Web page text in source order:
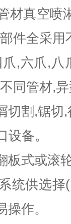
真空喷
件全采用
六爪,八
同管材,
割,锯切,
备。
式或滚
供选择(
作。